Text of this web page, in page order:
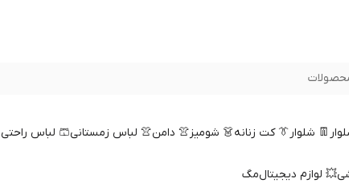
👖 شلوار👔 کت زنانه👗 شومیز👚 دامن👚 لباس زمستانی🩳 لباس راحتی
💥 لوازم دیجیتالمگ